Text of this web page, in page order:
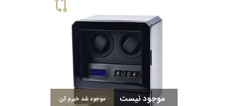
موجود نیست موجود شد خبرم کن